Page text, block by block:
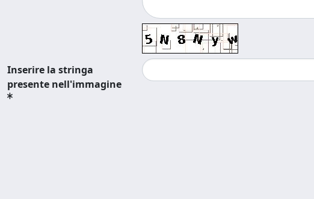
Inserire la stringa
presente nell'immagine